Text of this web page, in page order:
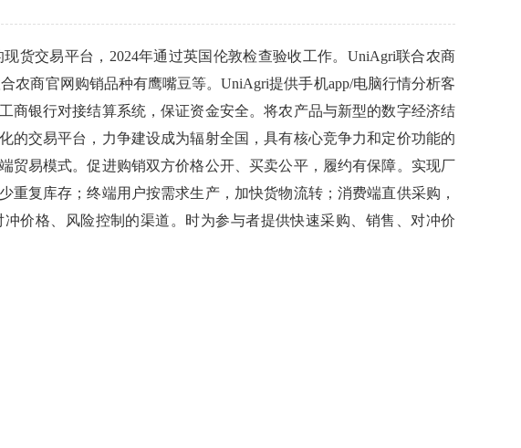
货交易平台 ， 2024年通过英国伦敦检查验收工作。UniAgri联合农商
农商官网购销品种有鹰嘴豆等。UniAgri提供手机app/电脑行情分析客
商银行对接结算系统，保证资金安全。将农产品与新型的数字经济结
的交易平台，力争建设成为辐射全国，具有核心竞争力和定价功能的
贸易模式。促进购销双方价格公开、买卖公平，履约有保障。实现厂
复库存；终端用户按需求生产，加快货物流转；消费端直供采购，
价格、风险控制的渠道。时为参与者提供快速采购、销售、对冲价